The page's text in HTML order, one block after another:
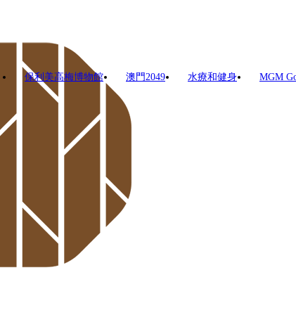
保利美高梅博物館 澳門2049 水療和健身 MGM